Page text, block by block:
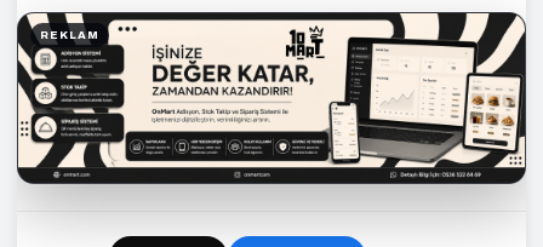
REKLAM